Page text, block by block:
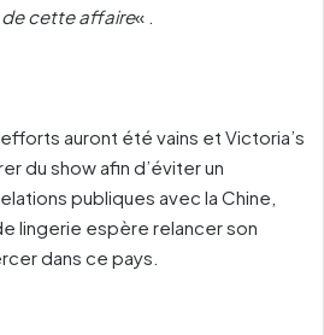
cette affaire« .
auront été vains et Victoria’s
du show afin d’éviter un
publiques avec la Chine,
lingerie espère relancer son
dans ce pays.